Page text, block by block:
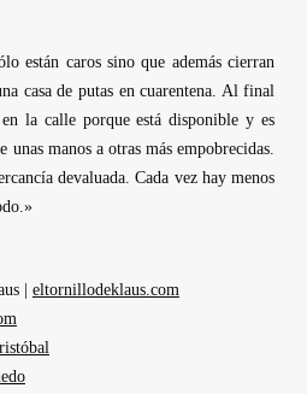
están caros sino que además cierran
casa de putas en cuarentena. Al final
la calle porque está disponible y es
manos a otras más empobrecidas.
devaluada. Cada vez hay menos
| eltornillodeklaus.com